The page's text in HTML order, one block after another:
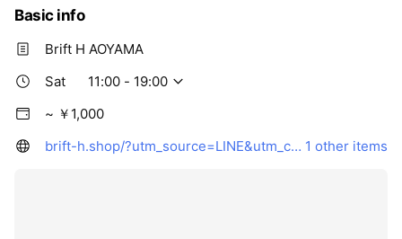
Basic info
Brift H AOYAMA
Sat
11:00 - 19:00
~ ￥1,000
brift-h.shop/?utm_source=LINE&utm_campaign=line_profile 1 other items